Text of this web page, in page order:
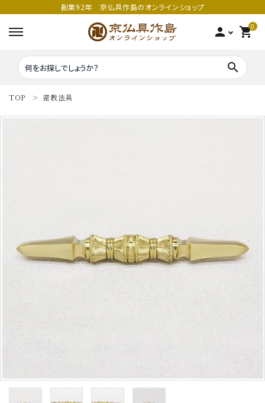
創業92年 京仏具作島のオンラインショップ
person 0
shopping_cart
search
鳴り物
印金
家庭用仏具
アウトレット
ご利用ガイド
プライバシーポリシー
特定商取引法について
TOP 密教法具